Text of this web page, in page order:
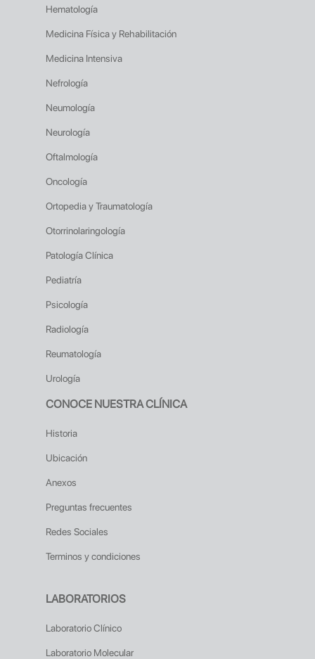
Hematología
Medicina Física y Rehabilitación
Medicina Intensiva
Nefrología
Neumología
Neurología
Oftalmología
Oncología
Ortopedia y Traumatología
Otorrinolaringología
Patología Clínica
Pediatría
Psicología
Radiología
Reumatología
Urología
CONOCE NUESTRA CLÍNICA
Historia
Ubicación
Anexos
Preguntas frecuentes
Redes Sociales
Terminos y condiciones
LABORATORIOS
Laboratorio Clínico
Laboratorio Molecular